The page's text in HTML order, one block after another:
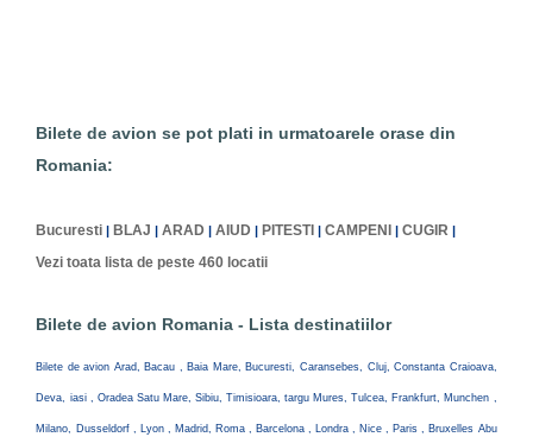
Bilete de avion se pot plati in urmatoarele orase din
Romania:
Bucuresti BLAJ |ARAD |AIUD PITESTI |CAMPENI |CUGIR
Vezi toata lista de peste 460 locatii
Bilete de avion Romania - Lista destinatiilor
Bilete de avion Arad, Bacau , Baia Mare, Bucuresti, Caransebes, Cluj, Constanta Craioava,
Deva, iasi , Oradea Satu Mare, Sibiu, Timisioara, targu Mures, Tulcea, Frankfurt, Munchen ,
Milano, Dusseldorf , Lyon , Madrid, Roma , Barcelona , Londra , Nice , Paris , Bruxelles Abu